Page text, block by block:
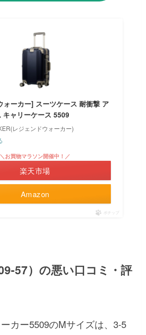
ォーカー] スーツケース 耐衝撃 ア
キャリーケース 5509
レジェンドウォーカー)
Amazon
＼お買物マラソン開催中！／
楽天市場
ポチップ
57）の悪い口コミ・評
カー5509のMサイズは、3-5